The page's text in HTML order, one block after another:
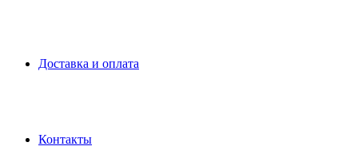
Доставка и оплата
Контакты